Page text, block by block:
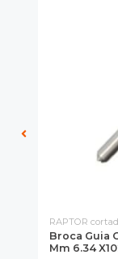
RAPTOR
Broca Guia
Mm 6.34